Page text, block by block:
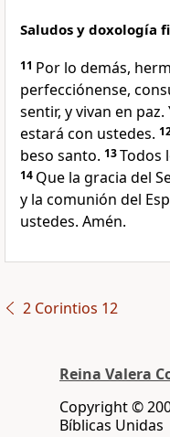
Saludos y doxología
11 Por lo demás,
perfecciónense,
sentir, y vivan en
estará con ustedes.
beso santo. 13Todos
14 Que la gracia del
y la comunión del
ustedes. Amén.
2 Corintios 12
Reina Valera
Copyright ©
Bíblicas Unidas